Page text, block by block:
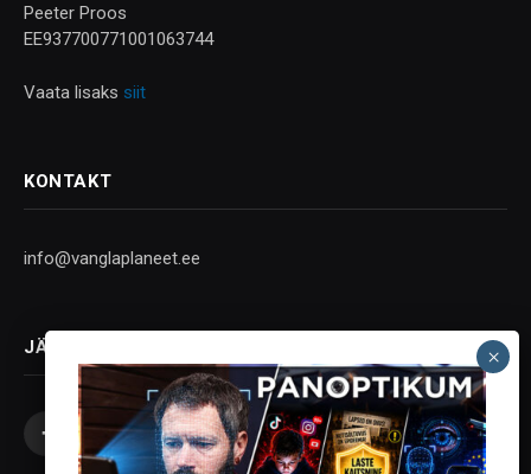
Peeter Proos
EE937700771001063744
Vaata lisaks siit
KONTAKT
info@vanglaplaneet.ee
JÄLGI SOTSIAALMEEDIAS
Facebook
X
(Twitter)
InstagramYouTubeTelegram